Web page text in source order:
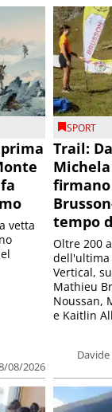
08/2026
vetta
SPORT
Trail:
tempo
Oltre 200
dell'ultima
Vertical,
Mathieu
Noussan,
e Kaitlin